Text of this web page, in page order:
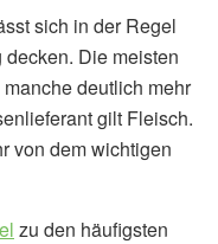
sich in der Regel
Die meisten
deutlich mehr
gilt Fleisch.
von dem wichtigen
zu den häufigsten